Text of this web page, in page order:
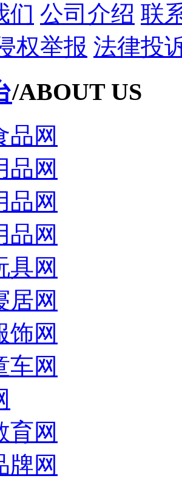
们 公司介绍 联
权举报 法律投
/ABOUT US
品网
品网
品网
品网
具网
居网
饰网
车网
育网
牌网